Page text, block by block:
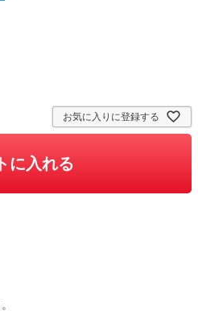
お気に入りに登録する
に入れる